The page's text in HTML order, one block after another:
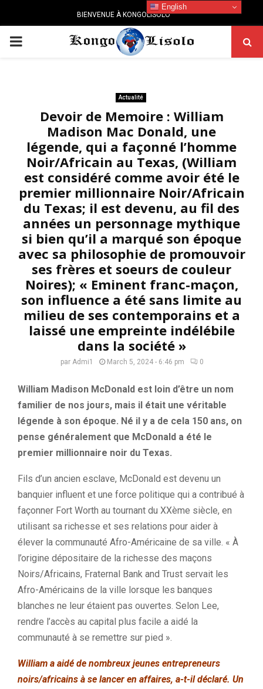
BIENVENUE À KONGOLISOLO
PRIMARY
Actualité
Devoir de Memoire : William
Madison Mac Donald, une
légende, qui a façonné l’homme
Noir/Africain au Texas, (William
est considéré comme avoir été le
premier millionnaire Noir/Africain
du Texas; il est devenu, au fil des
années un personnage mythique
si bien qu’il a marqué son époque
avec sa philosophie de promouvoir
ses frères et soeurs de couleur
Noires); « Eminent franc-maçon,
son influence a été sans limite au
milieu de ses contemporains et a
laissé une empreinte indélébile
dans la société »
par Admi1 March 5, 2024 - 6:46 pm 0
William Madison McDonald est loin d’être un nom
familier de nos jours, mais il était une véritable
légende à son époque. Né il y a de cela 150 ans, on
pense généralement que McDonald a été le
premier millionnaire noir du Texas.
Fils d’un ancien esclave, McDonald est devenu un
banquier influent et une force politique qui a contribué à
façonner Fort Worth au tournant du XXème siècle, en
utilisant sa richesse et ses relations pour aider à
élever la communauté Afro-Américaine de sa ville. « À
l’origine dépositaire de la richesse des maçons
Noirs/Africains, Fraternal Bank and Trust servait les
Afro-Américains de la ville lorsque les banques
blanches ne leur étaient pas ouvertes. Selon Lee,
rendre l’accès au capital plus facile a aidé la
communauté à se remettre sur pied ».
William a aidé de nombreux jeunes entrepreneurs
noirs/africains à se lancer en affaires, a-t-il déclaré. Un
English